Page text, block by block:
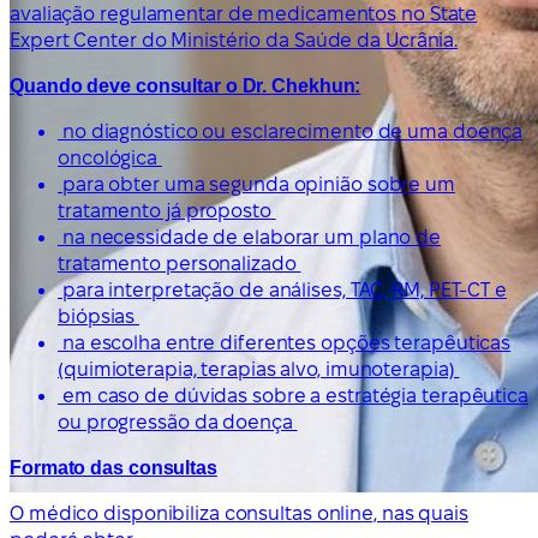
avaliação regulamentar de medicamentos no State
Expert Center do Ministério da Saúde da Ucrânia.
Quando deve consultar o Dr. Chekhun:
no diagnóstico ou esclarecimento de uma doença
oncológica
para obter uma segunda opinião sobre um
tratamento já proposto
na necessidade de elaborar um plano de
tratamento personalizado
para interpretação de análises, TAC, RM, PET-CT e
biópsias
na escolha entre diferentes opções terapêuticas
(quimioterapia, terapias alvo, imunoterapia)
em caso de dúvidas sobre a estratégia terapêutica
ou progressão da doença
Formato das consultas
O médico disponibiliza consultas online, nas quais